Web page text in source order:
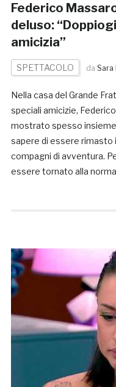
Federico
deluso:
amicizia”
SPETTACOLO da Sara
Nella casa del Grande
speciali amicizie,
mostrato spesso
sapere di essere
compagni di avventura.
essere tornato alla